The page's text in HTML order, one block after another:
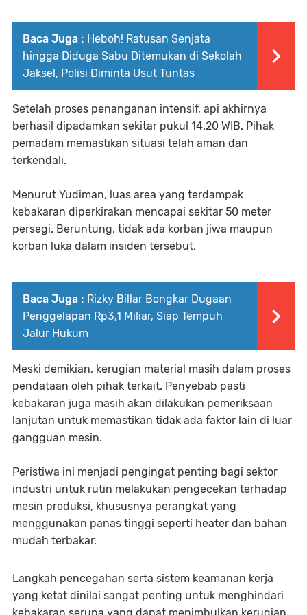
Baca Juga : Heboh! Ratusan Senjata
hingga Diduga Sabu Ditemukan di Sekolah
Jaksel, Polisi Diminta Usut Tuntas
Setelah proses penanganan intensif, api akhirnya
berhasil dipadamkan sekitar pukul 14.20 WIB. Pihak
pemadam memastikan situasi telah aman dan
terkendali.
Menurut Yudiman, luas area yang terdampak
kebakaran diperkirakan mencapai sekitar 50 meter
persegi. Beruntung, tidak ada korban jiwa maupun
korban luka dalam insiden tersebut.
Baca Juga : Rizky Billar Bongkar Dugaan
Penggelapan Rp3,1 Miliar, Siap Tempuh
Jalur Hukum
Meski demikian, kerugian material masih dalam proses
pendataan oleh pihak terkait. Penyebab pasti
kebakaran juga masih akan dilakukan pemeriksaan
lanjutan untuk memastikan tidak ada faktor lain di luar
gangguan mesin.
Peristiwa ini menjadi pengingat penting bagi sektor
industri untuk rutin melakukan pengecekan terhadap
mesin produksi, khususnya perangkat yang
menggunakan panas tinggi seperti heater dan bahan
mudah terbakar.
Langkah pencegahan serta sistem keamanan kerja
yang ketat dinilai sangat penting untuk menghindari